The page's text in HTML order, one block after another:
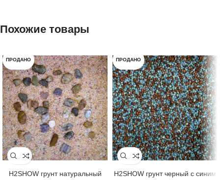
Похожие товары
ПРОДАНО
H2SHOW грунт натуральный
ПРОДАНО
H2SHOW грунт черный с синим